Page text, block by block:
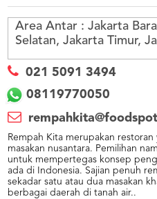
Area Antar : Jakarta
Selatan, Jakarta Timur,
021 5091 3494
08119770050
Rempah Kita merupakan
masakan nusantara. Pemilihan
untuk mempertegas konsep
ada di Indonesia. Sajian penuh
sekadar satu atau dua masakan
berbagai daerah di tanah air..